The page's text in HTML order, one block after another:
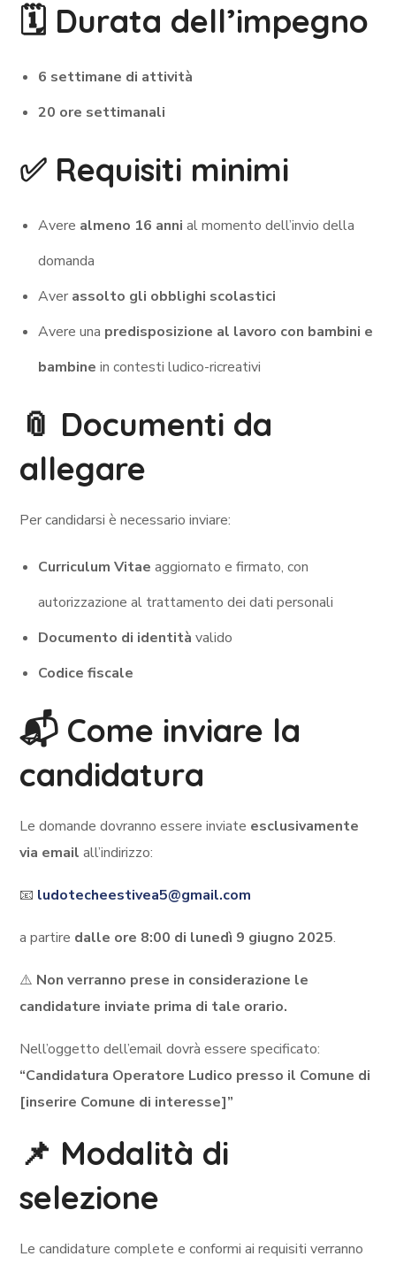
🗓️ Durata dell’impegno
6 settimane di attività
20 ore settimanali
✅ Requisiti minimi
Avere almeno 16 anni al momento dell’invio della
domanda
Aver assolto gli obblighi scolastici
Avere una predisposizione al lavoro con bambini e
bambine in contesti ludico-ricreativi
📎 Documenti da
allegare
Per candidarsi è necessario inviare:
Curriculum Vitae aggiornato e firmato, con
autorizzazione al trattamento dei dati personali
Documento di identità valido
Codice fiscale
📬 Come inviare la
candidatura
Le domande dovranno essere inviate esclusivamente
via email all’indirizzo:
📧 ludotecheestivea5@gmail.com
a partire dalle ore 8:00 di lunedì 9 giugno 2025.
⚠️ Non verranno prese in considerazione le
candidature inviate prima di tale orario.
Nell’oggetto dell’email dovrà essere specificato:
“Candidatura Operatore Ludico presso il Comune di
[inserire Comune di interesse]”
📌 Modalità di
selezione
Le candidature complete e conformi ai requisiti verranno